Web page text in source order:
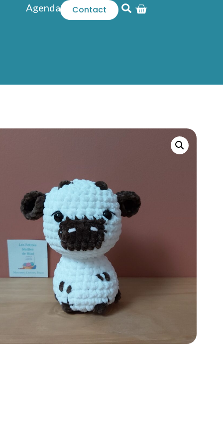
Agenda Contact